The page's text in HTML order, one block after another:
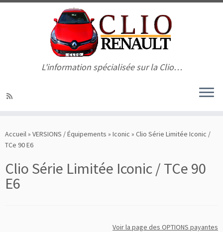
au
contenu
L'information spécialisée sur la Clio…
Accueil» VERSIONS / Équipements » Iconic » Clio Série Limitée Iconic /
TCe 90 E6
Clio Série Limitée Iconic / TCe 90
E6
Voir la page des OPTIONS payantes